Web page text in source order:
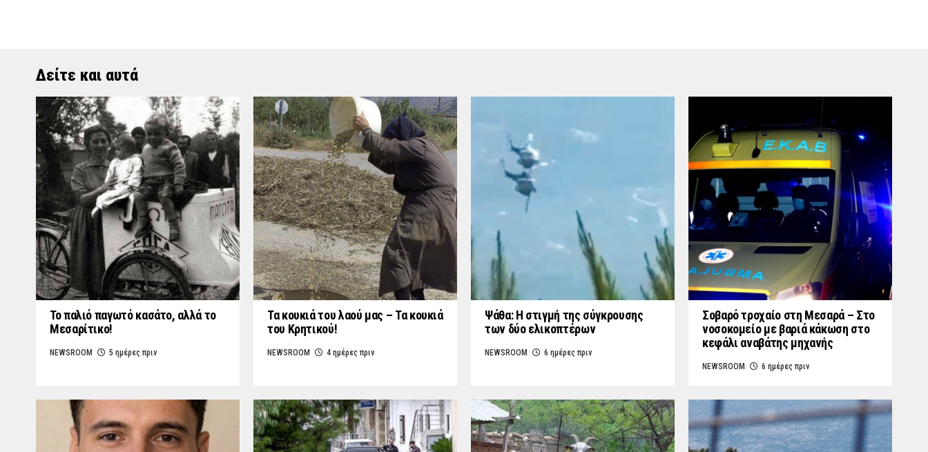
Δείτε και αυτά
Το παλιό παγωτό κασάτο, αλλά το
Μεσαρίτικο!
NEWSROOM 5 ημέρες πριν
Τα κουκιά του λαού μας – Τα κουκιά
του Κρητικού!
NEWSROOM 4 ημέρες πριν
Ψάθα: Η στιγμή της σύγκρουσης
των δύο ελικοπτέρων
NEWSROOM 6 ημέρες πριν
Σοβαρό τροχαίο στη Μεσαρά – Στο
νοσοκομείο με βαριά κάκωση στο
κεφάλι αναβάτης μηχανής
NEWSROOM 6 ημέρες πριν